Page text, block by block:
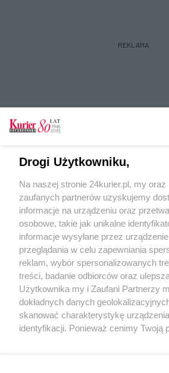
REKLAMA
Tylko zalogowani użytkownicy mają
Zaloguj sięZarejestruj
POGODA
19℃
Zobacz prognozę na 3 dni
Drogi Użytkowniku,
Na naszej stronie 24kurier.pl, my
zaufanych partnerów uzyskujemy
informacje na urządzeniu oraz
osobowe, takie jak unikalne
informacje wysyłane przez
przeglądania w celu zapewniania
reklam, wybór spersonalizowanych
treści, badanie odbiorców oraz
Użytkownika my i Zaufani Partnerzy
dokładnych danych
skanować charakterystykę
identyfikacji. Ponieważ cenimy Twoją